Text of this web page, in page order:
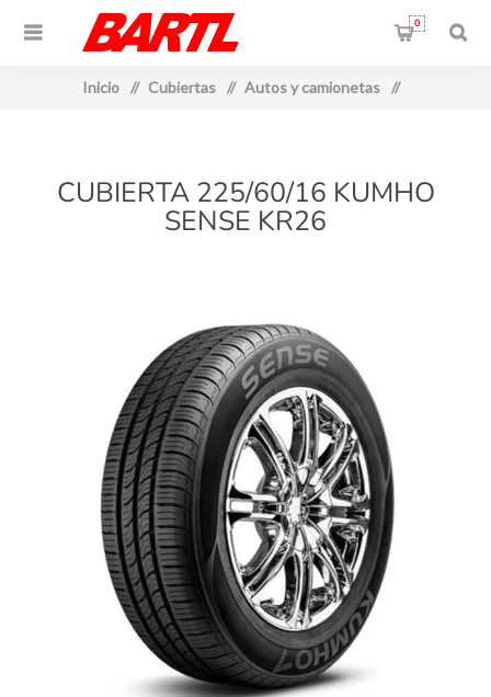
0
Inicio / Cubiertas / Autos y camionetas /
CUBIERTA 225/60/16 KUMHO
SENSE KR26